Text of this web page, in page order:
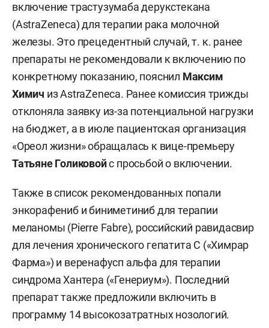
включение трастузумаба дерукстекана
(AstraZeneca) для терапии рака молочной
железы. Это прецедентный случай, т. к. ранее
препараты не рекомендовали к включению по
конкретному показанию, пояснил Максим
Химич из AstraZeneca. Ранее комиссия трижды
отклоняла заявку из-за потенциальной нагрузки
на бюджет, а в июле пациентская организация
«Ореол жизни» обращалась к вице-премьеру
Татьяне Голиковойс просьбой о включении.
Также в список рекомендованных попали
энкорафениб и биниметиниб для терапии
меланомы (Pierre Fabre), российский равидасвир
для лечения хронического гепатита С («Химрар
Фарма») и веренафусп альфа для терапии
синдрома Хантера («Генериум»). Последний
препарат также предложили включить в
программу 14 высокозатратных нозологий.